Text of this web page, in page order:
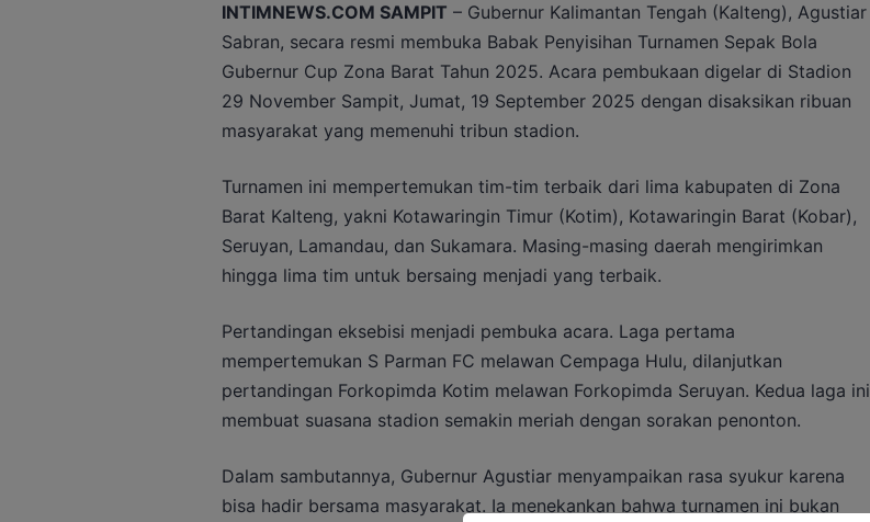
INTIMNEWS.COM SAMPIT – Gubernur Kalimantan Tengah (Kalteng), Agustiar
Sabran, secara resmi membuka Babak Penyisihan Turnamen Sepak Bola
Gubernur Cup Zona Barat Tahun 2025. Acara pembukaan digelar di Stadion
29 November Sampit, Jumat, 19 September 2025 dengan disaksikan ribuan
masyarakat yang memenuhi tribun stadion.
Turnamen ini mempertemukan tim-tim terbaik dari lima kabupaten di Zona
Barat Kalteng, yakni Kotawaringin Timur (Kotim), Kotawaringin Barat (Kobar),
Seruyan, Lamandau, dan Sukamara. Masing-masing daerah mengirimkan
hingga lima tim untuk bersaing menjadi yang terbaik.
Pertandingan eksebisi menjadi pembuka acara. Laga pertama
mempertemukan S Parman FC melawan Cempaga Hulu, dilanjutkan
pertandingan Forkopimda Kotim melawan Forkopimda Seruyan. Kedua laga ini
membuat suasana stadion semakin meriah dengan sorakan penonton.
Dalam sambutannya, Gubernur Agustiar menyampaikan rasa syukur karena
bisa hadir bersama masyarakat. Ia menekankan bahwa turnamen ini bukan